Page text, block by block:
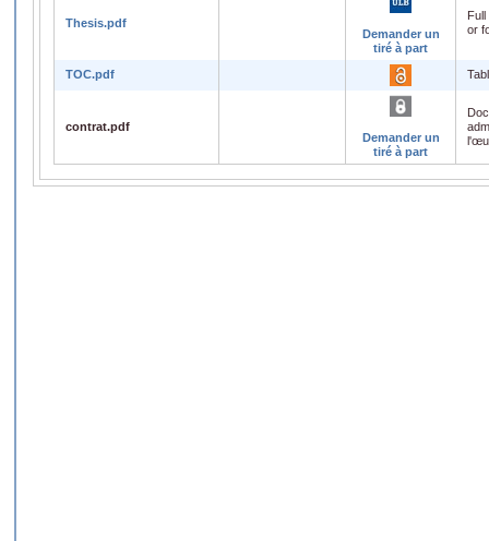
Thesis.pdf
Demander un
tiré à part
or
TOC.pdf
contrat.pdf
Demander un
tiré à part